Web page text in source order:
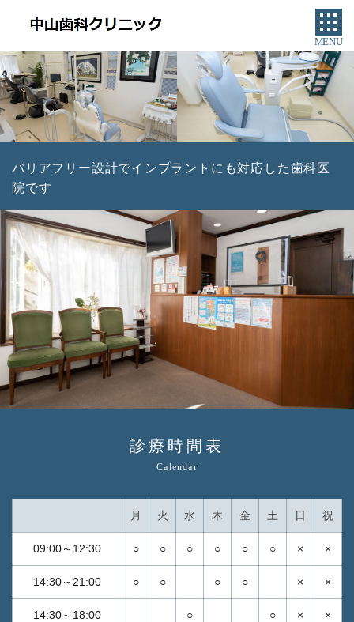
MENU
バリアフリー設計でインプラントにも対応した歯科医
院です
診療時間表
Calendar
月 火 水 木 金 土 日 祝
09:00～12:30 ○ ○ ○ ○ ○ ○ × ×
14:30～21:00 ○ ○ ○ ○ × ×
14:30～18:00 ○ ○ × ×